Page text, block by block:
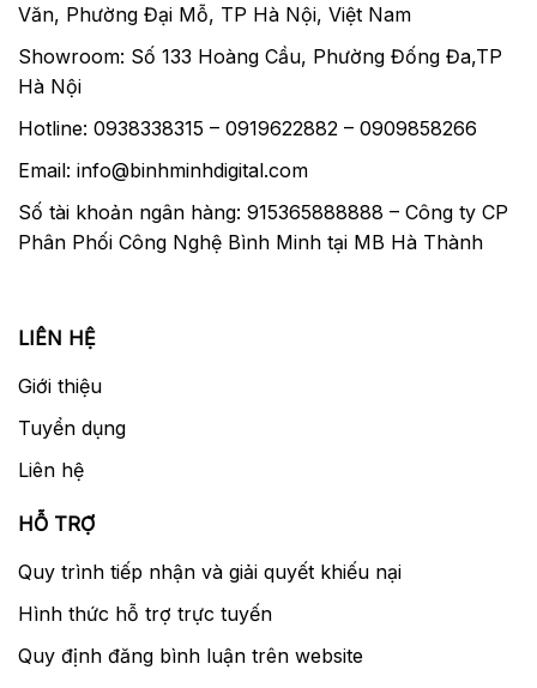
Văn, Phường Đại Mỗ, TP Hà Nội, Việt Nam
Showroom: Số 133 Hoàng Cầu, Phường Đống Đa,TP
Hà Nội
Hotline: 0938338315 – 0919622882 – 0909858266
Email: info@binhminhdigital.com
Số tài khoản ngân hàng: 915365888888 – Công ty CP
Phân Phối Công Nghệ Bình Minh tại MB Hà Thành
LIÊN HỆ
Giới thiệu
Tuyển dụng
Liên hệ
HỖ TRỢ
Quy trình tiếp nhận và giải quyết khiếu nại
Hình thức hỗ trợ trực tuyến
Quy định đăng bình luận trên website